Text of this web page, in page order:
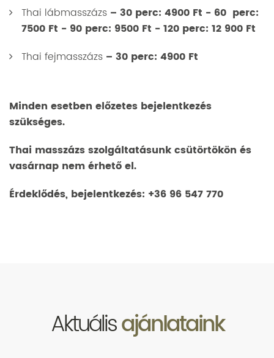
Thai lábmasszázs – 30 perc: 4900 Ft - 60 perc:
7500 Ft - 90 perc: 9500 Ft - 120 perc: 12 900 Ft
Thai fejmasszázs – 30 perc: 4900 Ft
Minden esetben előzetes bejelentkezés
szükséges.
Thai masszázs szolgáltatásunk csütörtökön és
vasárnap nem érhető el.
Érdeklődés, bejelentkezés: +36 96 547 770
Aktuálisajánlataink